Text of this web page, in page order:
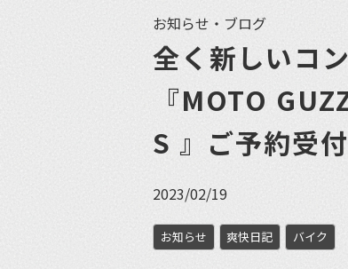
お知らせ・ブログ
全く新しいコ
『MOTO
S 』ご予約受
2023/02/19
お知らせ 爽快日記 バイク